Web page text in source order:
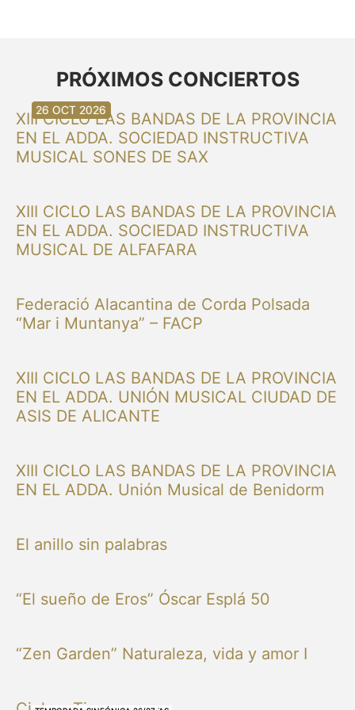
PRÓXIMOS CONCIERTOS
XIII CICLO LAS BANDAS DE LA PROVINCIA
EN EL ADDA. SOCIEDAD INSTRUCTIVA
MUSICAL SONES DE SAX
30 AGO 2026
XIII CICLO LAS BANDAS DE LA PROVINCIA
EN EL ADDA. SOCIEDAD INSTRUCTIVA
MUSICAL DE ALFAFARA
30 AGO 2026
Federació Alacantina de Corda Polsada
“Mar i Muntanya” – FACP
13 SEP 2026
XIII CICLO LAS BANDAS DE LA PROVINCIA
EN EL ADDA. UNIÓN MUSICAL CIUDAD DE
ASIS DE ALICANTE
20 SEP 2026
XIII CICLO LAS BANDAS DE LA PROVINCIA
EN EL ADDA. Unión Musical de Benidorm
20 SEP 2026
El anillo sin palabras
26 SEP 2026
“El sueño de Eros” Óscar Esplá 50
03 OCT 2026
“Zen Garden” Naturaleza, vida y amor I
16 OCT 2026
26 OCT 2026